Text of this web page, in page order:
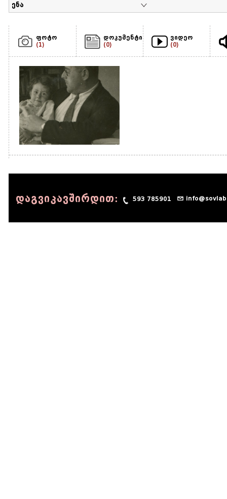
ენა
ფოტო
(1)
დოკუმენტი
(0)
ვიდეო
(0)
დაგვიკავშირდით: 593 785901